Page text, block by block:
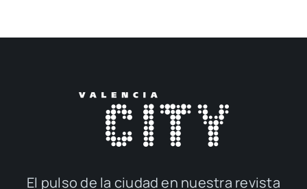
El pul­so de la ciu­dad en nues­tra revis­ta